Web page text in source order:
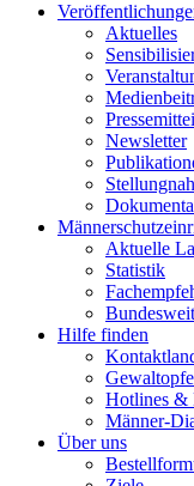
Aktuelles
Newsletter
Aktuelle
Statistik
Hilfe finden
Hotlines &
Männer-
Über uns